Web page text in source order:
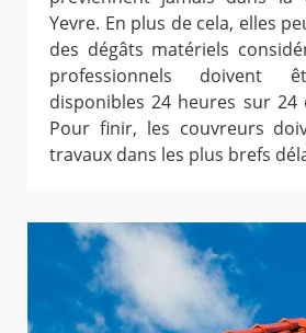
Yevre. En plus de cela, elles
des dégâts matériels
professionnels doivent
disponibles 24 heures sur
Pour finir, les couvreurs
travaux dans les plus brefs